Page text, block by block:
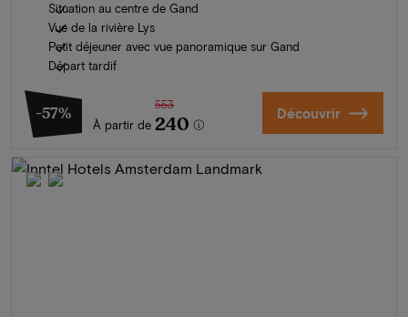
Situation au centre de Gand
Vue de la rivière Lys
Petit déjeuner avec vue panoramique sur Gand
Départ tardif
-57%
À partir de
553
240 Découvrir